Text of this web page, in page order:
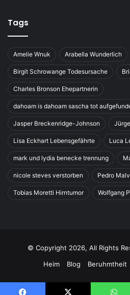
Tags
Amelie Wnuk Arabella Wunderlich
Birgit Schrowange Todesursache
Charles Bronson Ehepartnerin
dahoam is dahoam sascha tot
Jasper Breckenridge-Johnson
Lisa Eckhart Lebensgefährte Luca
mark und lydia benecke trennung
nicole steves verstorben Pedro
Tobias Moretti Hirntumor Wolfgang
© Copyright 2026, All Rights
Heim
Blog Beruhmtheit